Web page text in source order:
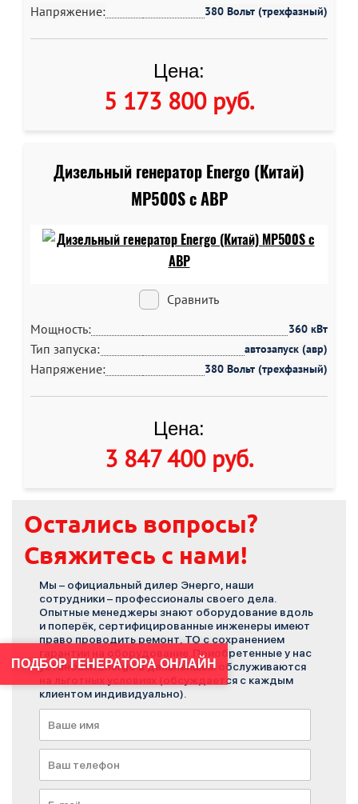
Напряжение: 380 Вольт (трехфазный)
Цена:
5 173 800 руб.
Дизельный генератор Energo (Китай)
MP500S c АВР
Сравнить
Мощность:
360 кВт
Тип запуска: автозапуск (авр)
Напряжение: 380 Вольт (трехфазный)
Цена:
3 847 400 руб.
Остались вопросы?
Свяжитесь с нами!
Мы – официальный дилер Энерго, наши
сотрудники – профессионалы своего дела.
Опытные менеджеры знают оборудование вдоль
и поперёк, сертифицированные инженеры имеют
право проводить ремонт, ТО с сохранением
гарантии на оборудование. Приобретенные у нас
установки Energo в дальнейшем обслуживаются
на льготных условиях (обсуждается с каждым
клиентом индивидуально).
ПОДБОР ГЕНЕРАТОРА ОНЛАЙН